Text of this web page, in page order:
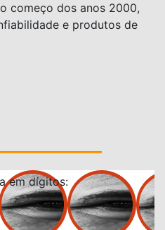
começo dos anos 2000,
e produtos de
em dígitos: